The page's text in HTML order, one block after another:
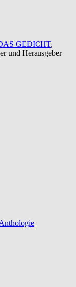
GEDICHT,
und Herausgeber